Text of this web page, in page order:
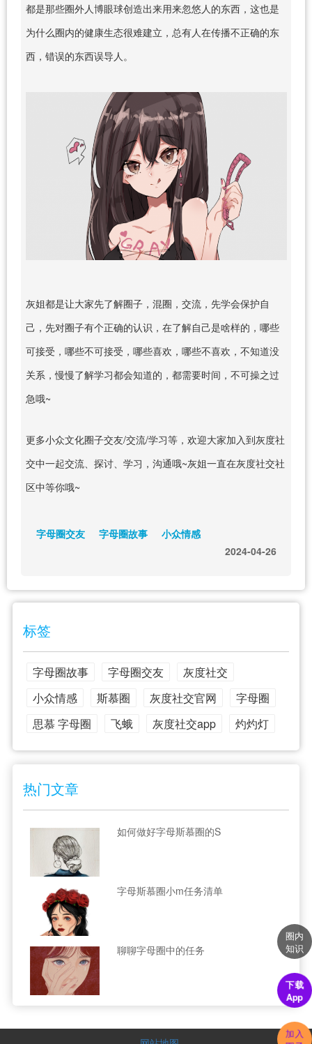
都是那些圈外人博眼球创造出来用来忽悠人的东西，这也是
为什么圈内的健康生态很难建立，总有人在传播不正确的东
西，错误的东西误导人。
灰姐都是让大家先了解圈子，混圈，交流，先学会保护自
己，先对圈子有个正确的认识，在了解自己是啥样的，哪些
可接受，哪些不可接受，哪些喜欢，哪些不喜欢，不知道没
关系，慢慢了解学习都会知道的，都需要时间，不可操之过
急哦~
更多小众文化圈子交友/交流/学习等，欢迎大家加入到灰度社
交中一起交流、探讨、学习，沟通哦~灰姐一直在灰度社交社
区中等你哦~
字母圈交友 字母圈故事
小众情感
2024-04-26
标签
字母圈故事 字母圈交友
灰度社交
小众情感
斯慕圈 灰度社交官网
字母圈
思慕 字母圈
飞蛾 灰度社交app 灼灼灯
热门文章
如何做好字母斯慕圈的S
字母斯慕圈小m任务清单
聊聊字母圈中的任务
圈内
知识
下载
App
加入